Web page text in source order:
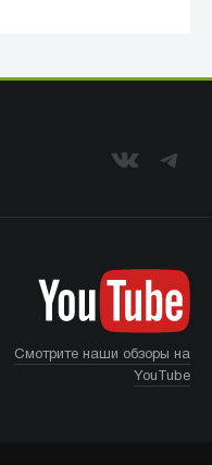
Смотрите наши обзоры на
YouTube